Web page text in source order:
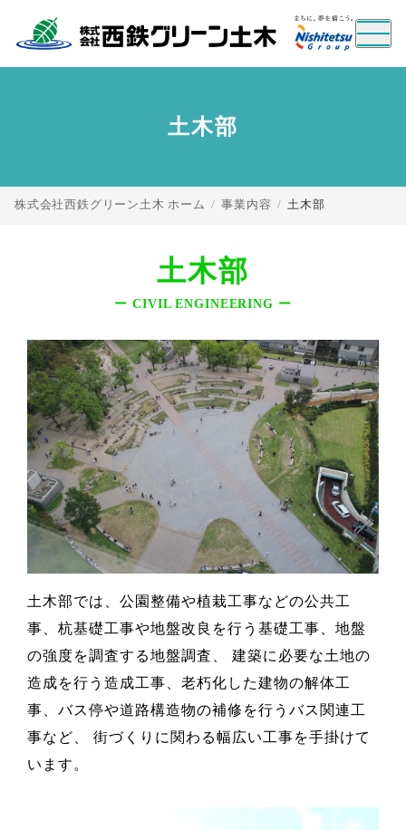
土木部
株式会社西鉄グリーン土木 ホーム 事業内容 土木部
土木部
ー CIVIL ENGINEERING ー
土木部では、公園整備や植栽工事などの公共工
事、杭基礎工事や地盤改良を行う基礎工事、地盤
の強度を調査する地盤調査、 建築に必要な土地の
造成を行う造成工事、老朽化した建物の解体工
事、バス停や道路構造物の補修を行うバス関連工
事など、 街づくりに関わる幅広い工事を手掛けて
います。
トル
モーダルのセクション説明
閉じるclose
トル
モーダルのセクションタイトル
閉じるclose